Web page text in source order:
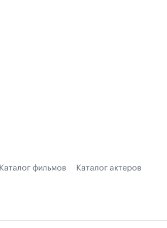
Каталог фильмов Каталог актеров